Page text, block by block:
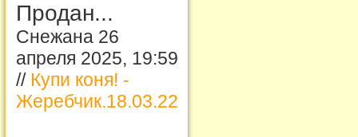
Продан...
Снежана 26
апреля 2025, 19:59
// Купи коня! -
Жеребчик.18.03.22